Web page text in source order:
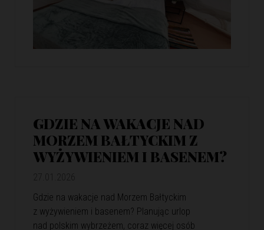
GDZIE NA WAKACJE NAD
MORZEM BAŁTYCKIM Z
WYŻYWIENIEM I BASENEM?
Gdzie na wakacje nad Morzem Bałtyckim
z wyżywieniem i basenem? Planując urlop
nad polskim wybrzeżem, coraz więcej osób